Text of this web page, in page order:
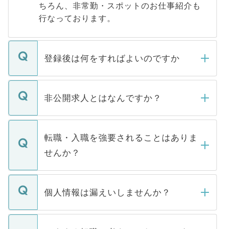
ちろん、非常勤・スポットのお仕事紹介も
行なっております。
登録後は何をすればよいのですか
ご登録いただきましたら、弊社担当者がご
登録内容を確認し、その後メールもしくは
ます。通常、5営業日以内にはご連絡をせて
いただきますので、しばらくお待ちくださ
非公開求人とはなんですか？
マイナビDOCTORで取り扱っている求人の
うち約3割は、Webサイトからご覧いただ
けない「非公開求人」です。非公開求人は
下記の理由によって、一般には公開してい
ません。
■応募殺到を避けるため 人気のある医療機
関を公にしてしまうと、応募が殺到する場
転職・入職を強要されることはありま
せんか？
転職・入職を強要することは一切ありませ
ん。また、仮に応募先から内定をいただい
定を承諾する必要はありません。内定先へ
個人情報は漏えいしませんか？
個人情報が漏えいすることはありませんの